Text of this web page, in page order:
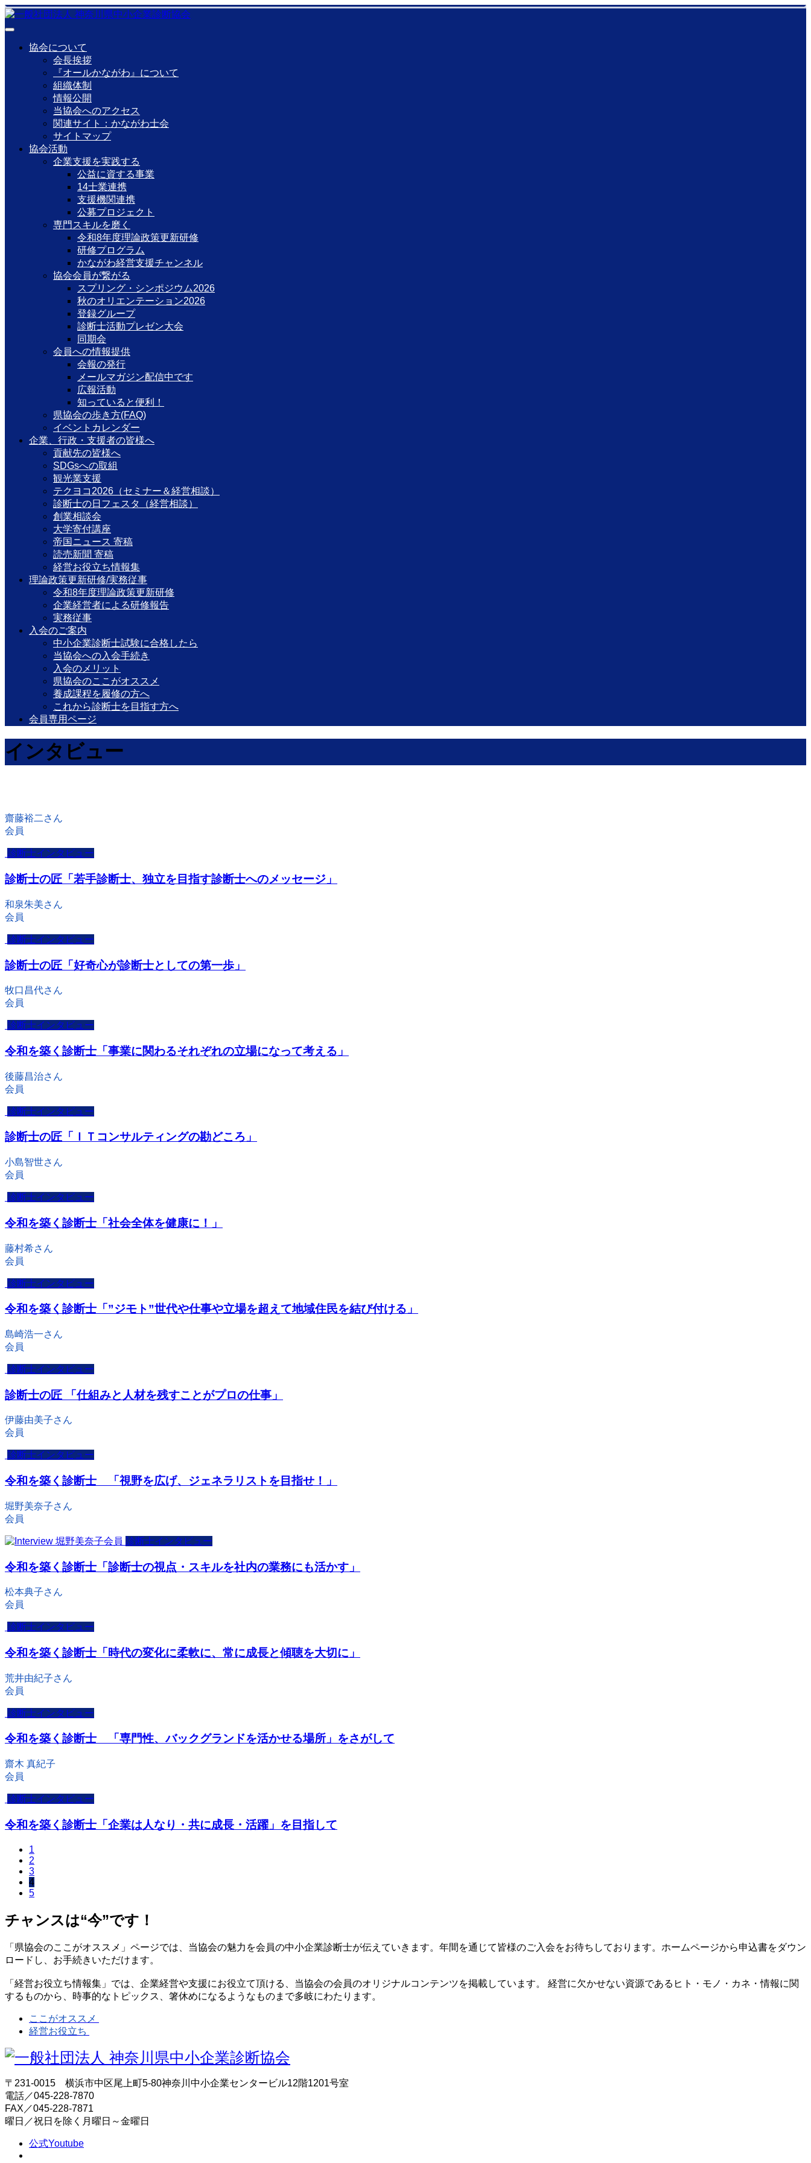
協会について
会長挨拶
『オールかながわ』について
組織体制
情報公開
当協会へのアクセス
関連サイト：かながわ士会
サイトマップ
協会活動
企業支援を実践する
公益に資する事業
14士業連携
支援機関連携
公募プロジェクト
専門スキルを磨く
令和8年度理論政策更新研修
研修プログラム
かながわ経営支援チャンネル
協会会員が繋がる
スプリング・シンポジウム2026
秋のオリエンテーション2026
登録グループ
診断士活動プレゼン大会
同期会
会員への情報提供
会報の発行
メールマガジン配信中です
広報活動
知っていると便利！
県協会の歩き方(FAQ)
イベントカレンダー
企業、行政・支援者の皆様へ
貢献先の皆様へ
SDGsへの取組
観光業支援
テクヨコ2026（セミナー＆経営相談）
診断士の日フェスタ（経営相談）
創業相談会
大学寄付講座
帝国ニュース 寄稿
読売新聞 寄稿
経営お役立ち情報集
理論政策更新研修/実務従事
令和8年度理論政策更新研修
企業経営者による研修報告
実務従事
入会のご案内
中小企業診断士試験に合格したら
当協会への入会手続き
入会のメリット
県協会のここがオススメ
養成課程を履修の方へ
これから診断士を目指す方へ
会員専用ページ
インタビュー
齋藤裕二さん
会員
診断士インタビュー
診断士の匠「若手診断士、独立を目指す診断士へのメッセージ」
和泉朱美さん
会員
診断士インタビュー
診断士の匠「好奇心が診断士としての第一歩」
牧口昌代さん
会員
診断士インタビュー
令和を築く診断士「事業に関わるそれぞれの立場になって考える」
後藤昌治さん
会員
診断士インタビュー
診断士の匠「ＩＴコンサルティングの勘どころ」
小島智世さん
会員
診断士インタビュー
令和を築く診断士「社会全体を健康に！」
藤村希さん
会員
診断士インタビュー
令和を築く診断士「”ジモト”世代や仕事や立場を超えて地域住民を結び付ける」
島崎浩一さん
会員
診断士インタビュー
診断士の匠 「仕組みと人材を残すことがプロの仕事」
伊藤由美子さん
会員
診断士インタビュー
令和を築く診断士 「視野を広げ、ジェネラリストを目指せ！」
堀野美奈子さん
会員
診断士インタビュー
令和を築く診断士「診断士の視点・スキルを社内の業務にも活かす」
松本典子さん
会員
診断士インタビュー
令和を築く診断士「時代の変化に柔軟に、常に成長と傾聴を大切に」
荒井由紀子さん
会員
診断士インタビュー
令和を築く診断士 「専門性、バックグランドを活かせる場所」をさがして
齋木 真紀子
会員
診断士インタビュー
令和を築く診断士「企業は人なり・共に成長・活躍」を目指して
1
2
3
4
5
チャンスは“今”です！
「県協会のここがオススメ」ページでは、当協会の魅力を会員の中小企業診断士が伝えていきます。年間を通じて皆様のご入会をお待ちしております。ホームページから申込書をダウン
ロードし、お手続きいただけます。
「経営お役立ち情報集」では、企業経営や支援にお役立て頂ける、当協会の会員のオリジナルコンテンツを掲載しています。 経営に欠かせない資源であるヒト・モノ・カネ・情報に関
するものから、時事的なトピックス、箸休めになるようなものまで多岐にわたります。
ここがオススメ
経営お役立ち
〒231-0015 横浜市中区尾上町5-80神奈川中小企業センタービル12階1201号室
電話／045-228-7870
FAX／045-228-7871
曜日／祝日を除く月曜日～金曜日
公式Youtube